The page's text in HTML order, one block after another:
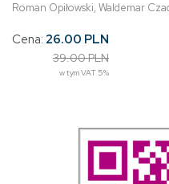
Roman Opiłowski, Waldemar
Cena: 26.00 PLN
39.00 PLN
w tym VAT 5%